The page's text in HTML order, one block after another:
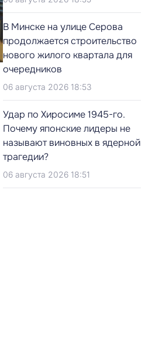
В Минске на улице Серова
продолжается строительство
нового жилого квартала для
очередников
06 августа 2026 18:53
Удар по Хиросиме 1945-го.
Почему японские лидеры не
называют виновных в ядерной
трагедии?
06 августа 2026 18:51